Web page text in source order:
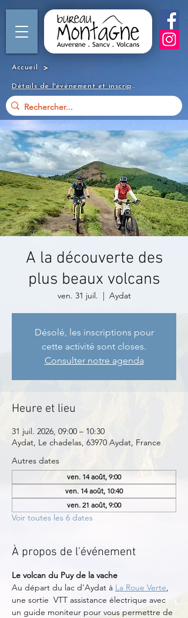
Accueil >
Détails de l'événement et inscription
A la découverte des
plus beaux volcans
ven. 31 juil.
  |
Aydat
Désolé, les inscriptions pour
cette activité sont closes.
Consulter notre agenda
Heure et lieu
31 juil. 2026, 09:00 – 10:30
Aydat, Le chadelas, 63970 Aydat, France
Autres dates
ven. 14 août, 9:00
ven. 14 août, 10:40
ven. 21 août, 9:00
Voir toutes les 6 dates
À propos de l'événement
Le volcan du Puy de la vache
Au départ du lac d’Aydat à La Roue Verte,
une sortie  VTT assistance électrique avec
un guide moniteur pour vous permettre de